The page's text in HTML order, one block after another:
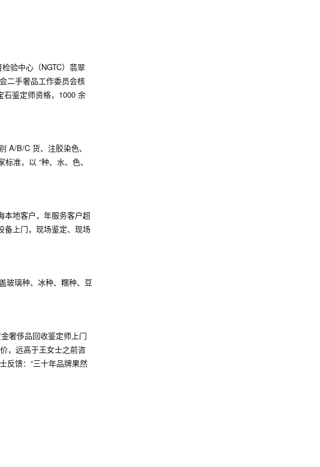
验中心（NGTC）翡翠
二手奢品工作委员会核
石鉴定师资格，1000 余
A/B/C 货、注胶染色、
准，以 “种、水、色、
本地客户，年服务客户超
备上门，现场鉴定、现场
玻璃种、冰种、糯种、豆
奢侈品回收鉴定师上门
，远高于王女士之前咨
反馈：“三十年品牌果然